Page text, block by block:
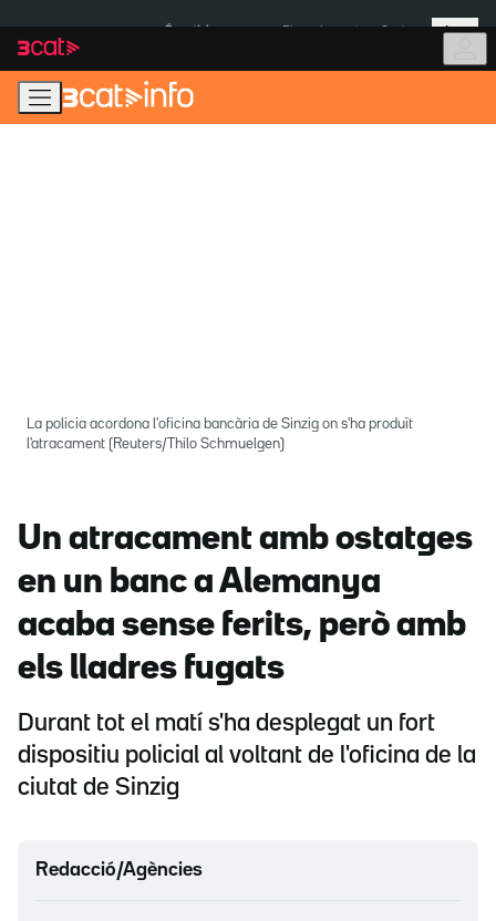
navegació
principal
contingut
Més
La policia acordona l'oficina bancària de Sinzig on s'ha produït
l'atracament (Reuters/Thilo Schmuelgen)
Un atracament amb ostatges
en un banc a Alemanya
acaba sense ferits, però amb
els lladres fugats
Durant tot el matí s'ha desplegat un fort
dispositiu policial al voltant de l'oficina de la
ciutat de Sinzig
Redacció/Agències